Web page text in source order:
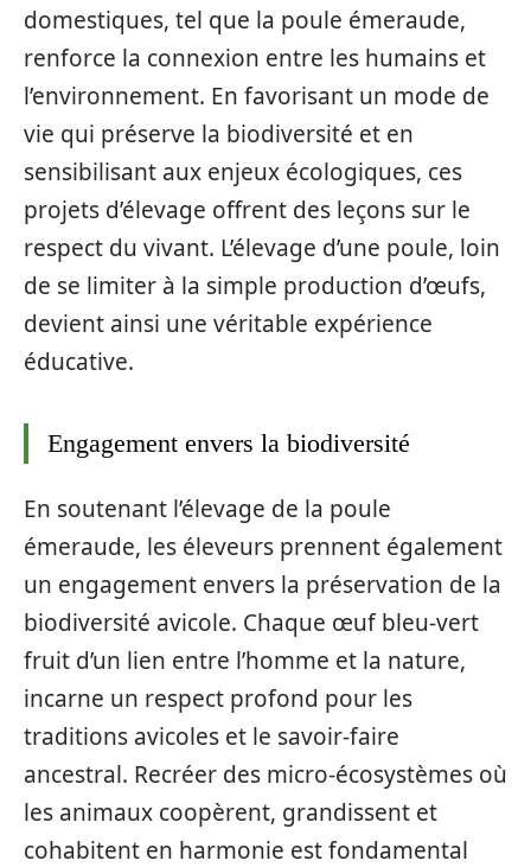
domestiques, tel que la poule émeraude,
renforce la connexion entre les humains et
l’environnement. En favorisant un mode de
vie qui préserve la biodiversité et en
sensibilisant aux enjeux écologiques, ces
projets d’élevage offrent des leçons sur le
respect du vivant. L’élevage d’une poule, loin
de se limiter à la simple production d’œufs,
devient ainsi une véritable expérience
éducative.
Engagement envers la biodiversité
En soutenant l’élevage de la poule
émeraude, les éleveurs prennent également
un engagement envers la préservation de la
biodiversité avicole. Chaque œuf bleu-vert
fruit d’un lien entre l’homme et la nature,
incarne un respect profond pour les
traditions avicoles et le savoir-faire
ancestral. Recréer des micro-écosystèmes où
les animaux coopèrent, grandissent et
cohabitent en harmonie est fondamental